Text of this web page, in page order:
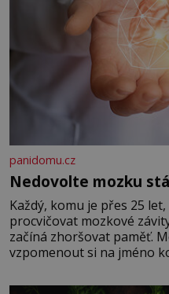
panidomu.cz
Nedovolte mozku
Každý, komu je přes 25
procvičovat mozkové
začíná zhoršovat paměť.
vzpomenout si na jméno
Je to opravdu tak, s